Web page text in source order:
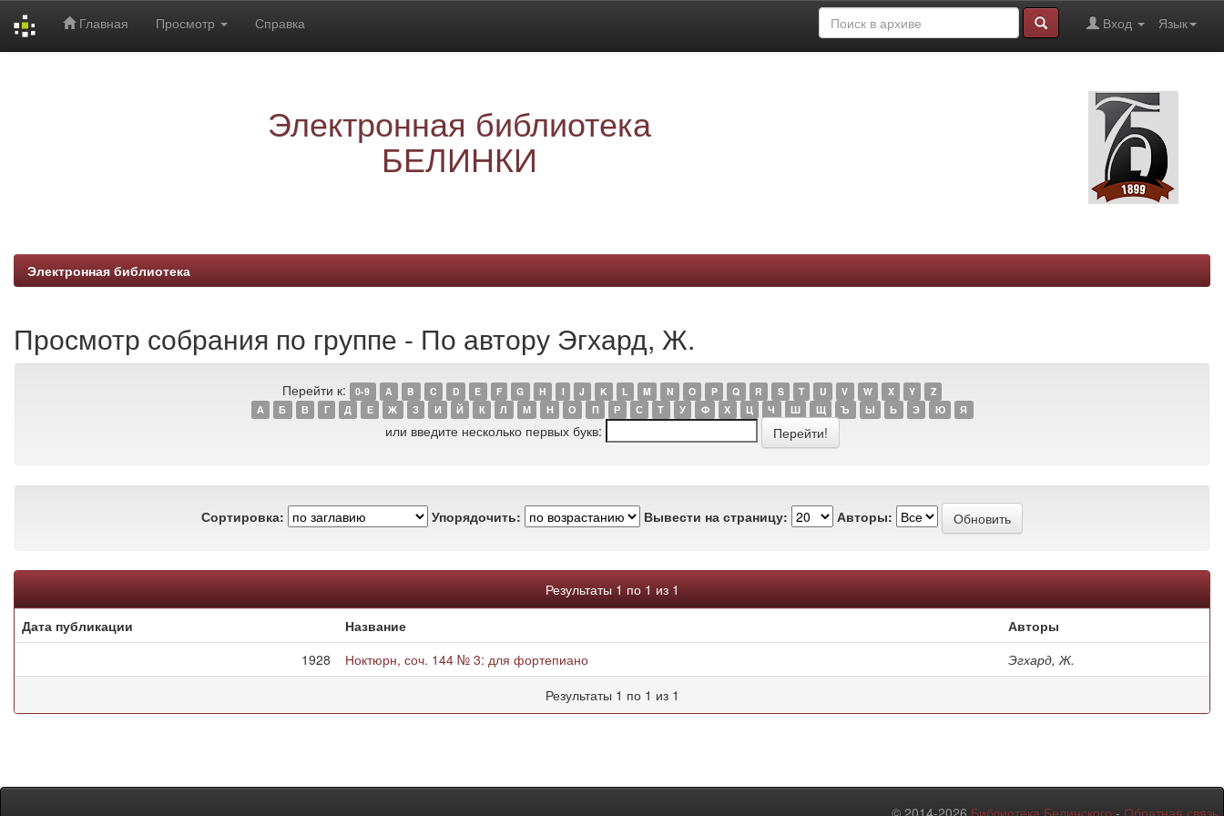
Главная Просмотр Справка Язык
Вход
Электронная библиотека
БЕЛИНКИ
Электронная библиотека
Просмотр собрания по группе - По автору Эгхард, Ж.
Перейти к: 0-9 A B C D E F G H I J K L M N O P Q R S T U V W X Y
Z
А
Б В Г Д Е Ж З И Й К Л М Н О П Р С Т У Ф Х Ц Ч Ш Щ Ъ Ы Ь Э Ю Я
или введите несколько первых букв:
Сортировка: Упорядочить: Вывести на страницу: Авторы:
Результаты 1 по 1 из 1
Дата публикации
Название
Авторы
1928
Ноктюрн, соч. 144 № 3: для фортепиано
Эгхард, Ж.
Результаты 1 по 1 из 1
© 2014-2026 Библиотека Белинского - Обратная связь